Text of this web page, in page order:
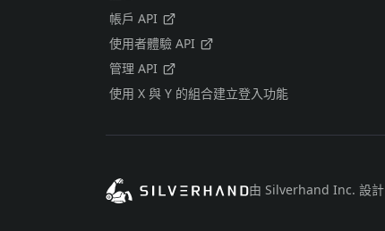
帳戶 API
使用者體驗 API
管理 API
使用 X 與 Y 的組合建立登入功能
由 Silverhand Inc. 設計